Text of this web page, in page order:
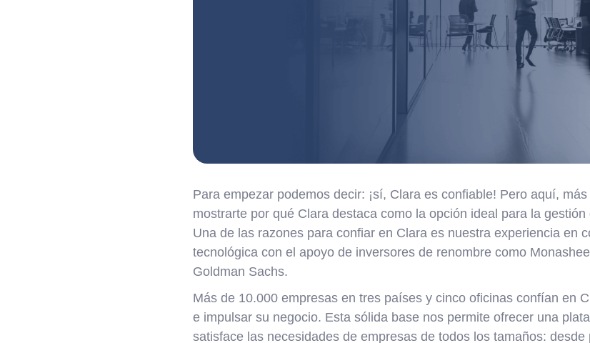
Para empezar podemos decir: ¡sí, Clara es confiable! Pero aquí,
mostrarte por qué Clara destaca como la opción ideal para la
Una de las razones para confiar en Clara es nuestra experiencia en
tecnológica con el apoyo de inversores de renombre como
Goldman Sachs.
Más de 10.000 empresas en tres países y cinco oficinas confían en
e impulsar su negocio. Esta sólida base nos permite ofrecer una
satisface las necesidades de empresas de todos los tamaños: